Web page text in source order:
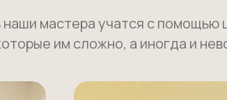
мастера учатся с помощью
им сложно, а иногда и